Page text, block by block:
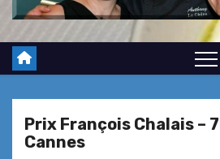
Prix François Chalais –
Cannes